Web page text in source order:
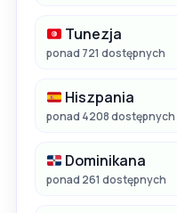
Tunezja
ponad 721 dostępnych
Hiszpania
ponad 4208 dostępnych
Dominikana
ponad 261 dostępnych